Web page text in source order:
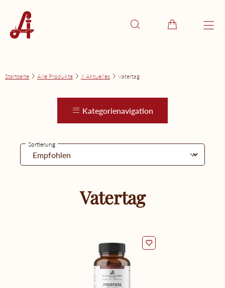
Startseite Alle Produkte X Aktuelles Vatertag
Kategorienavigation
Sortierung
Vatertag